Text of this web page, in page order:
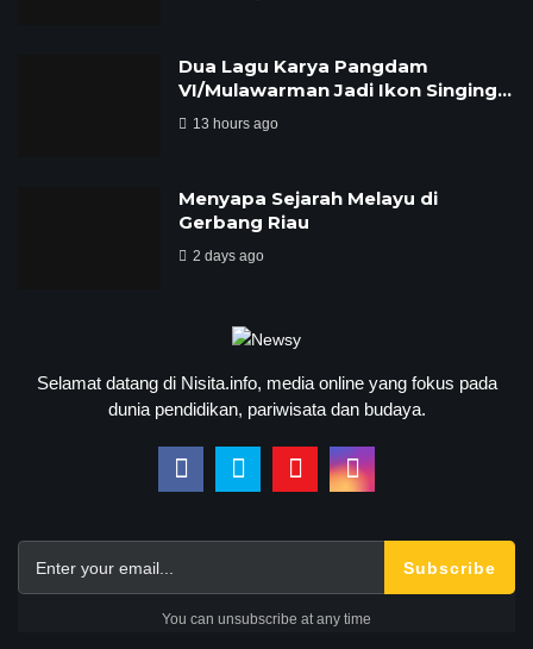
Dua Lagu Karya Pangdam
VI/Mulawarman Jadi Ikon Singing…
13 hours ago
Menyapa Sejarah Melayu di
Gerbang Riau
2 days ago
Selamat datang di Nisita.info, media online yang fokus pada
dunia pendidikan, pariwisata dan budaya.
Subscribe
You can unsubscribe at any time